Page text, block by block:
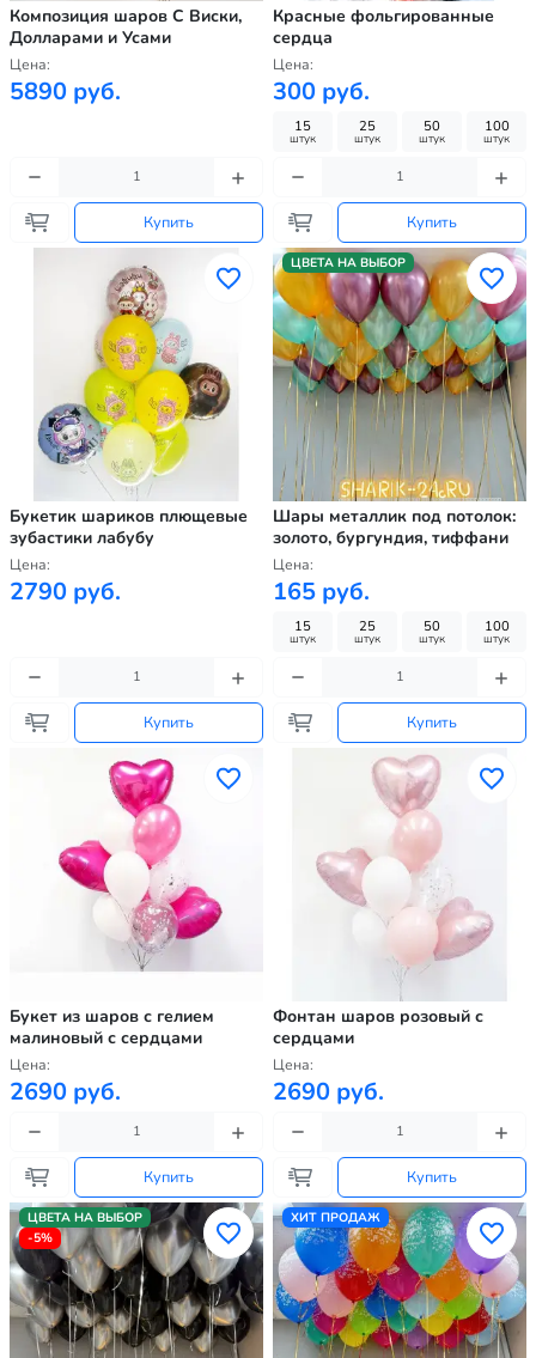
Композиция шаров С Виски,
Долларами и Усами
Цена:
5890 руб.
Купить
Красные фольгированные
сердца
Цена:
300 руб.
15
штук
25
штук
50
штук
100
штук
Купить
Букетик шариков плющевые
зубастики лабубу
Цена:
2790 руб.
Купить
ЦВЕТА НА ВЫБОР
Шары металлик под потолок:
золото, бургундия, тиффани
Цена:
165 руб.
15
штук
25
штук
50
штук
100
штук
Купить
Букет из шаров с гелием
малиновый с сердцами
Цена:
2690 руб.
Купить
Фонтан шаров розовый с
сердцами
Цена:
2690 руб.
Купить
ЦВЕТА НА ВЫБОР
-5%
ХИТ ПРОДАЖ